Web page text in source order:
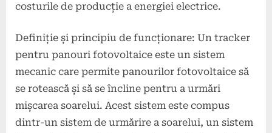
costurile de producție a energiei electrice.
Definiție și principiu de funcționare: Un tracker
pentru panouri fotovoltaice este un sistem
mecanic care permite panourilor fotovoltaice să
se rotească și să se încline pentru a urmări
mișcarea soarelui. Acest sistem este compus
dintr-un sistem de urmărire a soarelui, un sistem